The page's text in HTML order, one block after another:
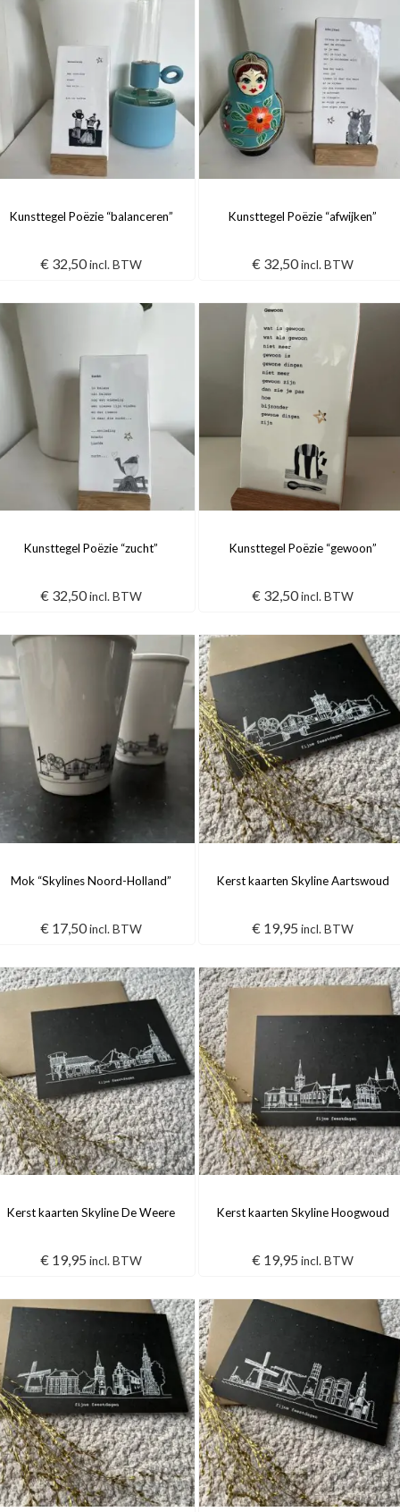
Kunsttegel Poëzie “balanceren”
€ 32,50incl. BTW
Kunsttegel Poëzie “afwijken”
€ 32,50incl. BTW
Kunsttegel Poëzie “zucht”
€ 32,50incl. BTW
Kunsttegel Poëzie “gewoon”
€ 32,50incl. BTW
Mok “Skylines Noord-Holland”
€ 17,50incl. BTW
Kerst kaarten Skyline Aartswoud
€ 19,95 incl. BTW
Kerst kaarten Skyline De Weere
€ 19,95 incl. BTW
Kerst kaarten Skyline Hoogwoud
€ 19,95 incl. BTW